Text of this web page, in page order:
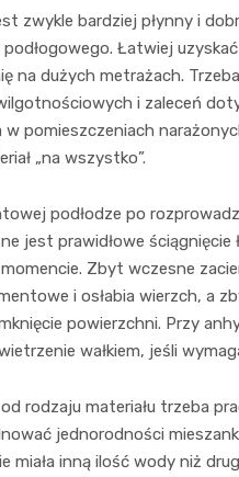
zwykle bardziej płynny i
Łatwiej
na dużych metrażach.
i zaleceń
pomieszczeniach
„na wszystko”.
podłodze po
jest prawidłowe ściągnięcie
Zbyt wczesne
i osłabia wierzch, a
powierzchni. Przy
wałkiem, jeśli
od rodzaju materiału trzeba
jednorodności
miała inną ilość wody niż